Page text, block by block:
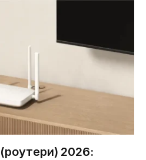
2026: